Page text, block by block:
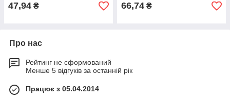
47,94 ₴ 66,74 ₴
Про нас
Рейтинг не сформований
Менше 5 відгуків за останній рік
Працює з 05.04.2014